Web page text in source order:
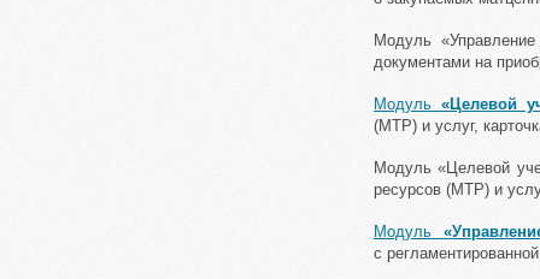
Модуль
документами на
Модуль «Целевой
(МТР) и услуг,
Модуль «Целевой
ресурсов (МТР) и
Модуль
с